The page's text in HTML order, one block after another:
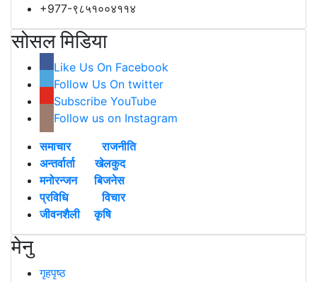
+977-९८५१००४११४
सोसल मिडिया
Like Us On Facebook
Follow Us On twitter
Subscribe YouTube
Follow us on Instagram
समाचार
राजनीति
अन्तर्वार्ता
खेलकुद
मनोरन्जन
बिजनेस
प्रविधि
विचार
जीवनशैली
कृषि
मेनु
गृहपृष्ठ